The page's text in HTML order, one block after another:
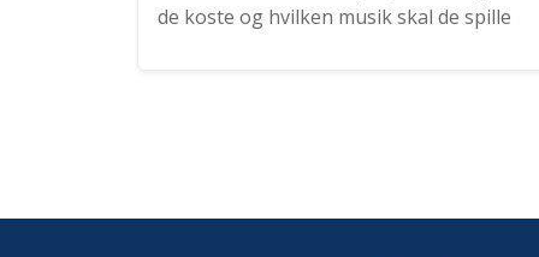
de koste og hvilken musik skal de spille